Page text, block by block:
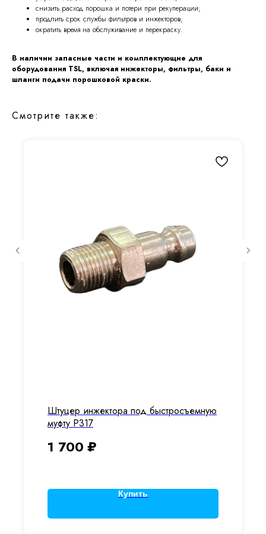
снизить расход порошка и потери при рекуперации;
продлить срок службы фильтров и инжекторов;
ократить время на обслуживание и перекраску.
В наличии запасные части и комплектующие для
оборудования TSL, включая инжекторы, фильтры, баки и
шланги подачи порошковой краски.
Смотрите также:
Штуцер инжектора под быстросъемную
муфту P317
1 700 ₽
Купить